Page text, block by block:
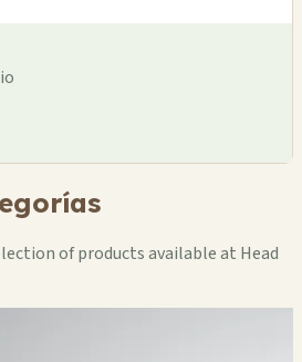
of products available at Head